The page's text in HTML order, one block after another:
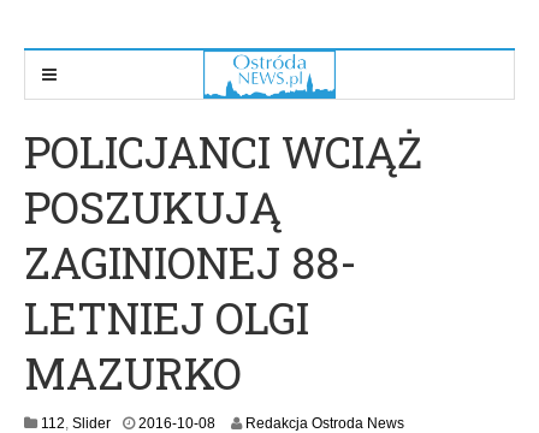
POLICJANCI WCIĄŻ
POSZUKUJĄ
ZAGINIONEJ 88-
LETNIEJ OLGI
MAZURKO
112, Slider 2016-10-08 Redakcja Ostroda News